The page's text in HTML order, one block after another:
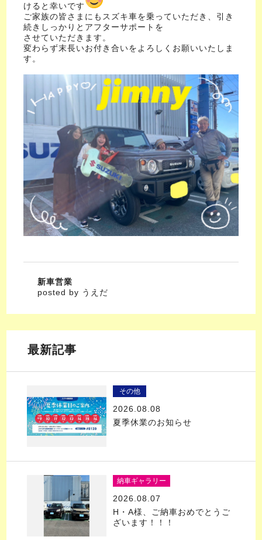
けると幸いです
ご家族の皆さまにもスズキ車を乗っていただき、引き
続きしっかりとアフターサポートを
させていただきます。
変わらず末長いお付き合いをよろしくお願いいたしま
す。
新車営業
posted by うえだ
最新記事
その他
2026.08.08
夏季休業のお知らせ
納車ギャラリー
2026.08.07
H・A様、ご納車おめでとうご
ざいます！！！